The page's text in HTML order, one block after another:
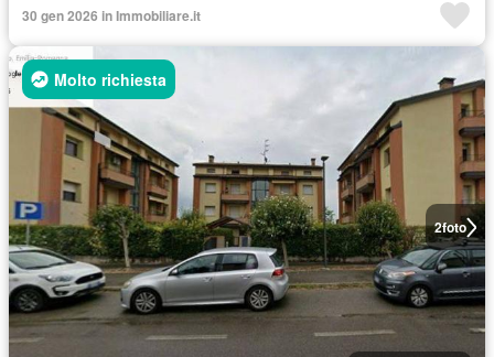
30 gen 2026 in Immobiliare.it
2foto
Molto richiesta